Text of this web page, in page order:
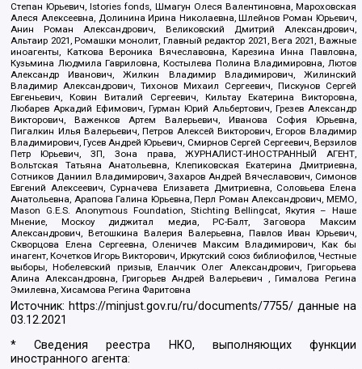
Степан Юрьевич, Istories fonds, Шмагун Олеся Валентиновна, Мароховская
Алеся Алексеевна, Долинина Ирина Николаевна, Шлейнов Роман Юрьевич,
Анин Роман Александрович, Великовский Дмитрий Александрович,
Альтаир 2021, Ромашки монолит, Главный редактор 2021, Вега 2021, Важные
иноагенты, Каткова Вероника Вячеславовна, Карезина Инна Павловна,
Кузьмина Людмила Гавриловна, Костылева Полина Владимировна, Лютов
Александр Иванович, Жилкин Владимир Владимирович, Жилинский
Владимир Александрович, Тихонов Михаил Сергеевич, Пискунов Сергей
Евгеньевич, Ковин Виталий Сергеевич, Кильтау Екатерина Викторовна,
Любарев Аркадий Ефимович, Гурман Юрий Альбертович, Грезев Александр
Викторович, Важенков Артем Валерьевич, Иванова София Юрьевна,
Пигалкин Илья Валерьевич, Петров Алексей Викторович, Егоров Владимир
Владимирович, Гусев Андрей Юрьевич, Смирнов Сергей Сергеевич, Верзилов
Петр Юрьевич, ЗП, Зона права, ЖУРНАЛИСТ-ИНОСТРАННЫЙ АГЕНТ,
Вольтская Татьяна Анатольевна, Клепиковская Екатерина Дмитриевна,
Сотников Даниил Владимирович, Захаров Андрей Вячеславович, Симонов
Евгений Алексеевич, Сурначева Елизавета Дмитриевна, Соловьева Елена
Анатольевна, Арапова Галина Юрьевна, Перл Роман Александрович, МЕМО,
Mason G.E.S. Anonymous Foundation, Stichting Bellingcat, Якутия – Наше
Мнение, Москоу диджитал медиа, РС-Балт, Заговора Максим
Александрович, Ветошкина Валерия Валерьевна, Павлов Иван Юрьевич,
Скворцова Елена Сергеевна, Оленичев Максим Владимирович, Как бы
инагент, Кочетков Игорь Викторович, Иркутский союз библиофилов, Честные
выборы, Нобелевский призыв, Еланчик Олег Александрович, Григорьева
Алина Александровна, Григорьев Андрей Валерьевич , Гималова Регина
Эмилевна, Хисамова Регина Фаритовна
Источник: https://minjust.gov.ru/ru/documents/7755/ данные на
03.12.2021
* Сведения реестра НКО, выполняющих функции
иностранного агента: